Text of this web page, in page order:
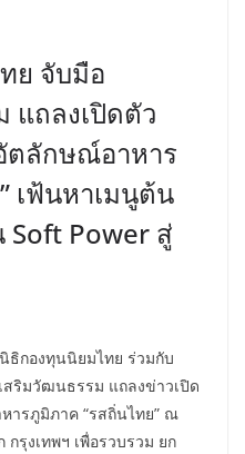
ย จับมือ
แถลงเปิดตัว
ตลักษณ์อาหาร
เฟ้นหาเมนูต้น
Power สู่
ธิกองทุนนิยมไทย ร่วมกับ
ริมวัฒนธรรม แถลงข่าวเปิด
ารภูมิภาค “รสถิ่นไทย” ณ
รุงเทพฯ เพื่อรวบรวม ยก